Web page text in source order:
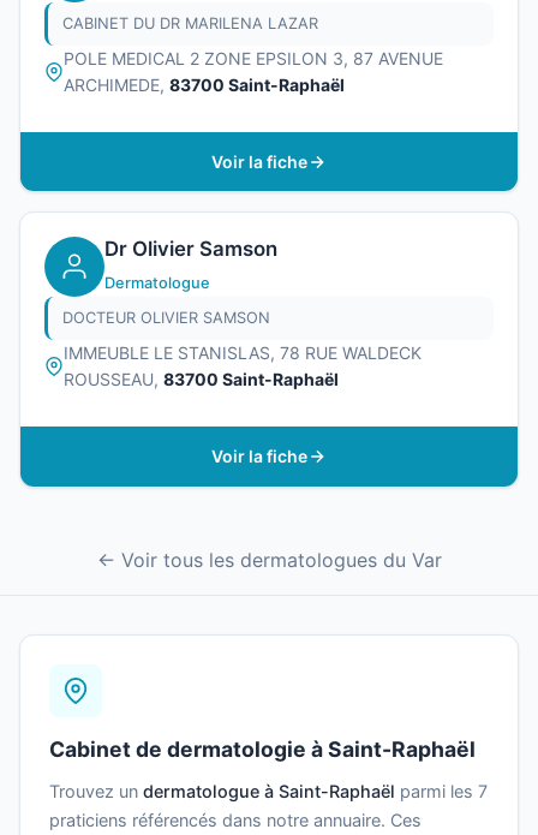
CABINET DU DR MARILENA LAZAR
POLE MEDICAL 2 ZONE EPSILON 3, 87 AVENUE
ARCHIMEDE, 83700 Saint-Raphaël
Voir la fiche
Dr Olivier Samson
Dermatologue
DOCTEUR OLIVIER SAMSON
IMMEUBLE LE STANISLAS, 78 RUE WALDECK
ROUSSEAU, 83700 Saint-Raphaël
Voir la fiche
← Voir tous les dermatologues du Var
Cabinet de dermatologie à Saint-Raphaël
Trouvez un dermatologue à Saint-Raphaël parmi les 7
praticiens référencés dans notre annuaire. Ces